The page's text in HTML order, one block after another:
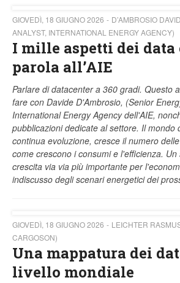
GIOVEDÌ, 18 GIUGNO 2026
D’AMBROSIO
ANALYST, INTERNATIONAL ENERGY AGENCY)
I mille aspetti dei data
parola all’AIE
Parlare di datacenter a 360 gradi. Questo
fare con Davide D'Ambrosio, (Senior
International Energy Agency dell'AIE,
pubblicazioni dedicate al settore. Il mondo
continua evoluzione, cresce il numero
come crescono i consumi e l'efficienza.
crescita via via più importante per
indiscusso degli scenari energetici dei
GIOVEDÌ, 18 GIUGNO 2026
LEICHTER
CARGOSON)
Una mappatura dei
livello mondiale